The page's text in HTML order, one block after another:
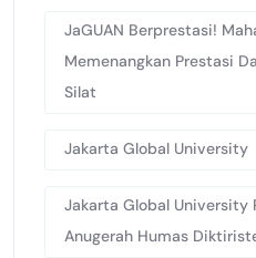
JaGUAN Berprestasi!
Memenangkan Prestasi
Silat
Jakarta Global University
Jakarta Global University
Anugerah Humas